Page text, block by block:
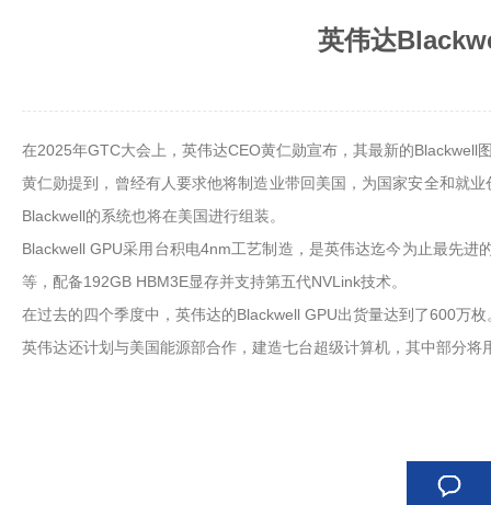
英伟达
在2025年GTC大会上，英伟达CEO黄仁勋宣布，其最新的
黄仁勋提到，曾经有人要求他将制造业带回美国，为国家安全和就
Blackwell的系统也将在美国进行组装。
Blackwell GPU采用台积电4nm工艺制造，是英伟达迄今为止最先
等，配备192GB HBM3E显存并支持第五代NVLink技术。
在过去的四个季度中，英伟达的Blackwell GPU出货量达到了600万
英伟达还计划与美国能源部合作，建造七台超级计算机，其中部分